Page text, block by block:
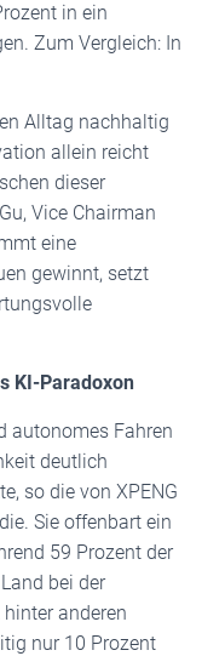
in ein
Zum Vergleich: In
Alltag nachhaltig
allein reicht
dieser
Vice Chairman
eine
gewinnt, setzt
KI-Paradoxon
autonomes Fahren
deutlich
so die von XPENG
Sie offenbart ein
59 Prozent der
bei der
anderen
nur 10 Prozent